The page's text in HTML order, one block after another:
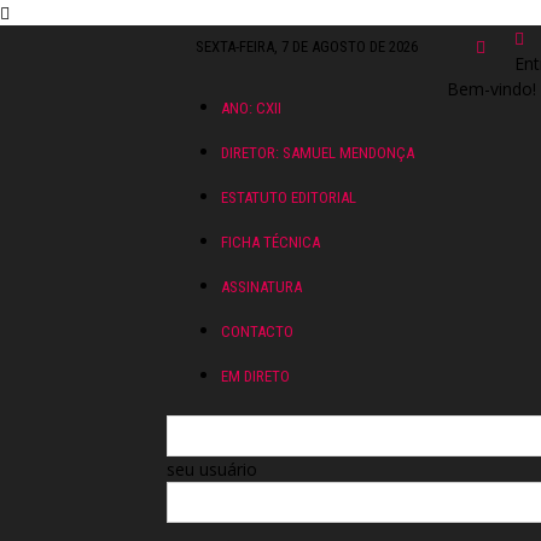
SEXTA-FEIRA, 7 DE AGOSTO DE 2026
ANO: CXII
DIRETOR: SAMUEL MENDONÇA
ESTATUTO EDITORIAL
FICHA TÉCNICA
ASSINATURA
CONTACTO
EM DIRETO
Bem-
seu usuário